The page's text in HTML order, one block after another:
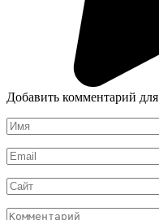
Добавить комментарий для
Имя
*
Email
*
Сайт
Комментарий